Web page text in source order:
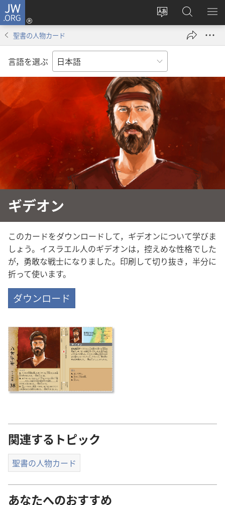
JW.ORG
サ
ト
の
言
語
を
ロ
グ
ン
し
い
タ
ブ
で
開
く）
JW.ORG
の
検
メ
を
聖書の人物カード
言語を選ぶ
ギデオン
このカードをダウンロードして，ギデオンについて学びま
しょう。イスラエル人のギデオンは，控えめな性格でした
が，勇敢な戦士になりました。印刷して切り抜き，半分に
折って使います。
ダウンロード
関連するトピック
聖書の人物カード
あなたへのおすすめ